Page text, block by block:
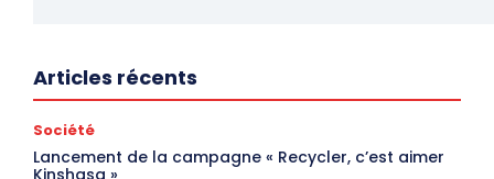
Articles récents
Société
Lancement de la campagne « Recycler, c’est aimer
Kinshasa »